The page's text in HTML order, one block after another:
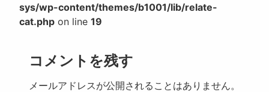
sys/wp-content/themes/b1001/lib/relate-
cat.php on line 19
コメントを残す
メールアドレスが公開されることはありません。